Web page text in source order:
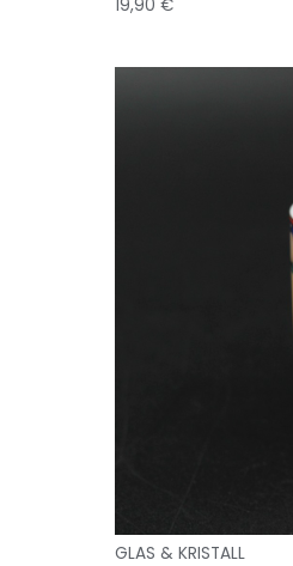
19,90€
GLAS & KRISTALL